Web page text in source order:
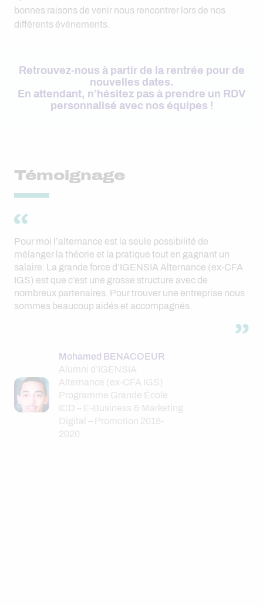
bonnes raisons de venir nous rencontrer lors de nos
différents événements.
Retrouvez-nous à partir de la rentrée pour de
nouvelles dates.
En attendant, n’hésitez pas à prendre un RDV
personnalisé avec nos équipes !
Témoignage
Pour moi l’alternance est la seule possibilité de
mélanger la théorie et la pratique tout en gagnant un
salaire. La grande force d’IGENSIA Alternance (ex-CFA
IGS) est que c’est une grosse structure avec de
nombreux partenaires. Pour trouver une entreprise nous
sommes beaucoup aidés et accompagnés.
Mohamed BENACOEUR
Alumni d’IGENSIA
Alternance (ex-CFA IGS)
Programme Grande École
ICD – E-Business & Marketing
Digital – Promotion 2018-
2020